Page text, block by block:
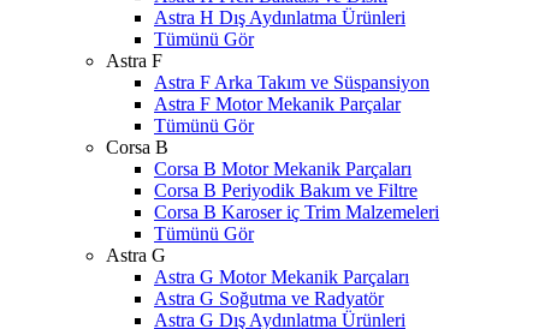
Astra H Dış Aydınlatma Ürünleri
Tümünü Gör
Astra F
Astra F Arka Takım ve Süspansiyon
Astra F Motor Mekanik Parçalar
Tümünü Gör
Corsa B
Corsa B Motor Mekanik Parçaları
Corsa B Periyodik Bakım ve Filtre
Corsa B Karoser iç Trim Malzemeleri
Tümünü Gör
Astra G
Astra G Motor Mekanik Parçaları
Astra G Soğutma ve Radyatör
Astra G Dış Aydınlatma Ürünleri